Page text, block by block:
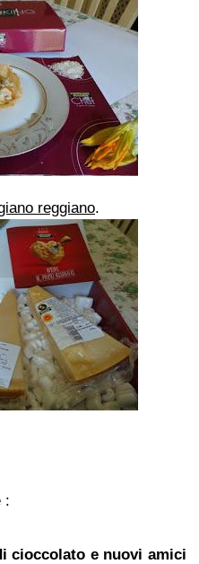
reggiano.
:
cioccolato e nuovi amici